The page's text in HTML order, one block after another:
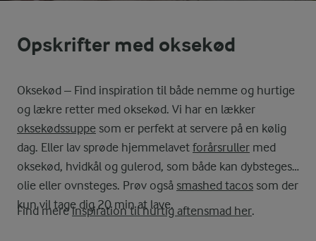
Opskrifter med oksekød
Oksekød – Find inspiration til både nemme og hurtige
og lækre retter med oksekød. Vi har en lækker
oksekødssuppe som er perfekt at servere på en kølig
dag. Eller lav sprøde hjemmelavet forårsruller med
oksekød, hvidkål og gulerod, som både kan dybsteges i
olie eller ovnsteges. Prøv også smashed tacos som der
kun vil tage dig 20 min at lave.
Find mereinspiration til hurtig aftensmad her.